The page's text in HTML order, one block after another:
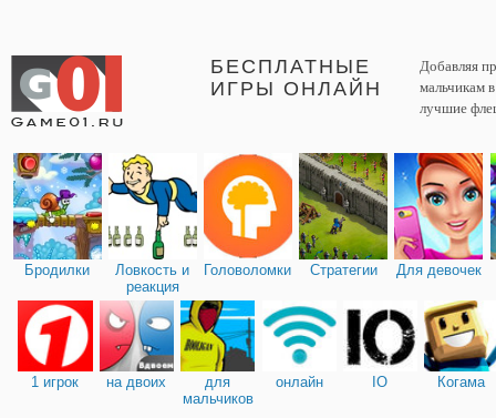
БЕСПЛАТНЫЕ
ИГРЫ ОНЛАЙН
Добавляя
мальчикам
лучшие
Бродилки
Ловкость и
реакция
Головоломки Стратегии Для девочек
1 игрок на двоих
для
мальчиков
онлайн IO Когама